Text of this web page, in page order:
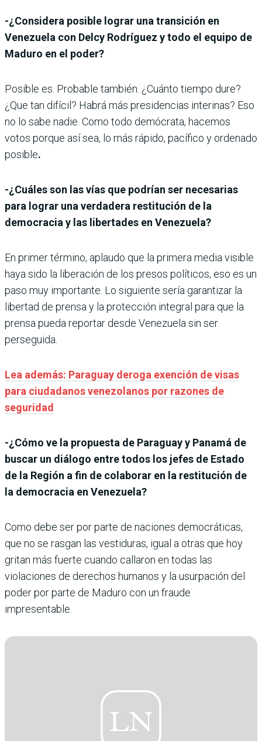
-¿Considera posible lograr una transición en
Venezuela con Delcy Rodríguez y todo el equipo de
Maduro en el poder?
Posible es. Probable también. ¿Cuánto tiempo dure?
¿Que tan difícil? Habrá más presidencias interinas? Eso
no lo sabe nadie. Como todo demócrata, hacemos
votos porque así sea, lo más rápido, pacífico y ordenado
posible.
-¿Cuáles son las vías que podrían ser necesarias
para lograr una verdadera restitución de la
democracia y las libertades en Venezuela?
En primer término, aplaudo que la primera media visible
haya sido la liberación de los presos políticos, eso es un
paso muy importante. Lo siguiente sería garantizar la
libertad de prensa y la protección integral para que la
prensa pueda reportar desde Venezuela sin ser
perseguida.
Lea además: Paraguay deroga exención de visas
para ciudadanos venezolanos por razones de
seguridad
-¿Cómo ve la propuesta de Paraguay y Panamá de
buscar un diálogo entre todos los jefes de Estado
de la Región a fin de colaborar en la restitución de
la democracia en Venezuela?
Como debe ser por parte de naciones democráticas,
que no se rasgan las vestiduras, igual a otras que hoy
gritan más fuerte cuando callaron en todas las
violaciones de derechos humanos y la usurpación del
poder por parte de Maduro con un fraude
impresentable.